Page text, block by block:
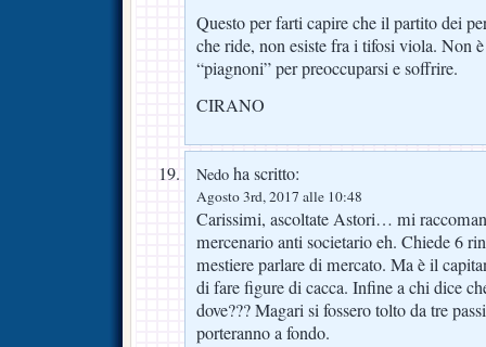
Questo per farti capire che il partito dei
che ride, non esiste fra i tifosi viola. Non è
“piagnoni” per preoccuparsi e soffrire.
CIRANO
Nedo ha scritto:
Agosto 3rd, 2017 alle 10:48
Carissimi, ascoltate Astori… mi
mercenario anti societario eh. Chiede 6
mestiere parlare di mercato. Ma è il
di fare figure di cacca. Infine a chi dice
dove??? Magari si fossero tolto da tre
porteranno a fondo.